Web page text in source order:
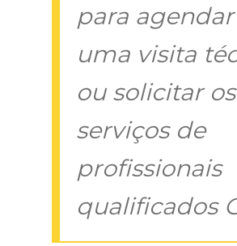
para agendar
uma visita
ou solicitar os
serviços de
profissionais
qualificados